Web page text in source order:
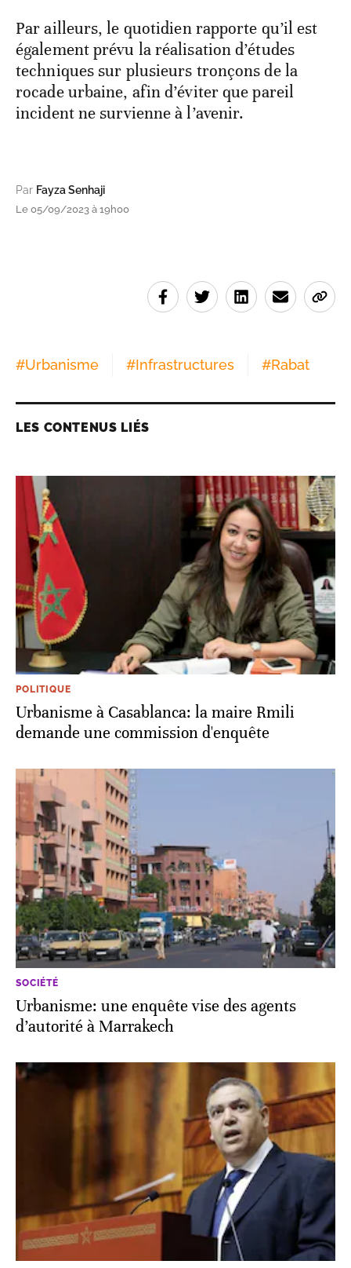
Par ailleurs, le quotidien rapporte qu’il est
également prévu la réalisation d’études
techniques sur plusieurs tronçons de la
rocade urbaine, afin d’éviter que pareil
incident ne survienne à l’avenir.
Par Fayza Senhaji
Le 05/09/2023 à 19h00
#Urbanisme #Infrastructures #Rabat
LES CONTENUS LIÉS
POLITIQUE
Urbanisme à Casablanca: la maire Rmili
demande une commission d'enquête
SOCIÉTÉ
Urbanisme: une enquête vise des agents
d’autorité à Marrakech